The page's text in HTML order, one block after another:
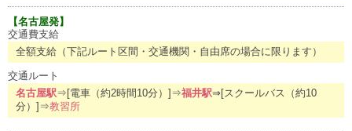
【名古屋発】
交通費支給
全額支給（下記ルート区間・交通機関・自由席の場合に限ります）
交通ルート
名古屋駅⇒[電車（約2時間10分）]⇒福井駅⇒[スクールバス（約10
分）]⇒教習所